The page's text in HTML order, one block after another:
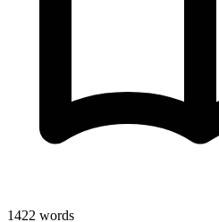
1422 words